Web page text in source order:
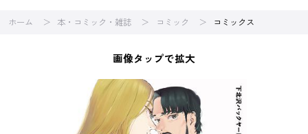
ホーム 本・コミック・雑誌 コミック コミックス
画像タップで拡大